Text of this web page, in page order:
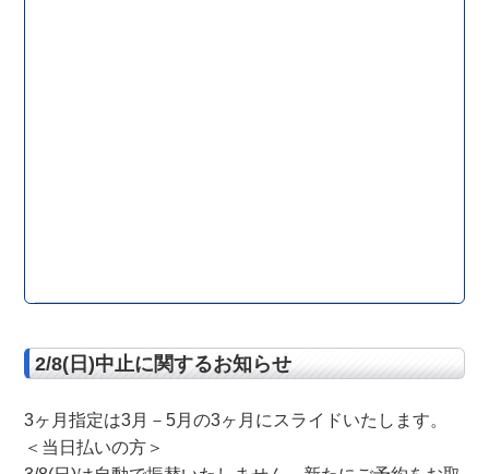
2/8(日)中止に関するお知らせ
3ヶ月指定は3月－5月の3ヶ月にスライドいたします。
＜当日払いの方＞